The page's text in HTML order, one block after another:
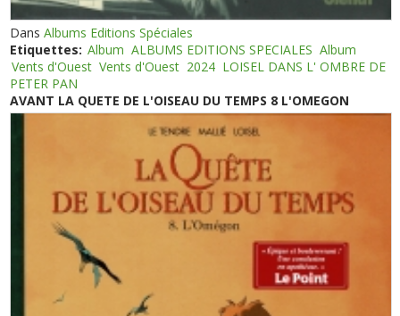
DansAlbums Editions Spéciales
Etiquettes: Album ALBUMS EDITIONS SPECIALES Album
Vents d'Ouest Vents d'Ouest 2024 LOISEL DANS L' OMBRE DE
PETER PAN
AVANT LA QUETE DE L'OISEAU DU TEMPS 8 L'OMEGON